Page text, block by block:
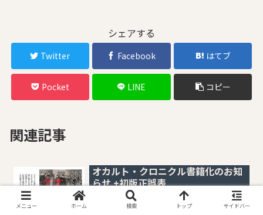
シェアする
Twitter Facebook はてブ
Pocket LINE コピー
関連記事
オカルト・クロニクル書籍化のお知
らせ +初版正誤表
メニュー ホーム 検索 トップ サイドバー